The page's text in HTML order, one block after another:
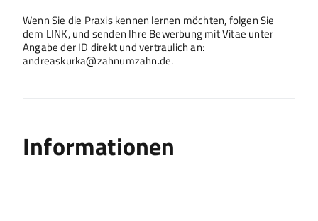
Wenn Sie die Praxis kennen lernen möchten, folgen Sie
dem LINK, und senden Ihre Bewerbung mit Vitae unter
Angabe der ID direkt und vertraulich an:
andreaskurka@zahnumzahn.de.
Informationen